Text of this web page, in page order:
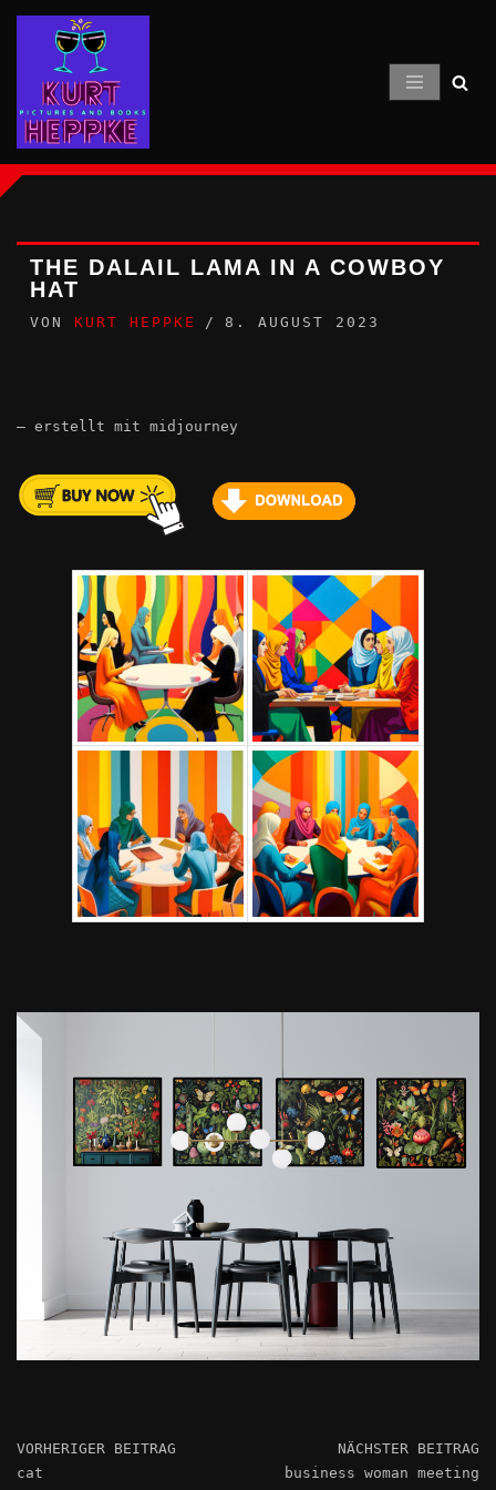
Inhalt
springen
THE DALAIL LAMA IN A COWBOY
HAT
VON KURT HEPPKE 8. AUGUST 2023
– erstellt mit midjourney
VORHERIGER BEITRAG
cat
NÄCHSTER BEITRAG
business woman meeting